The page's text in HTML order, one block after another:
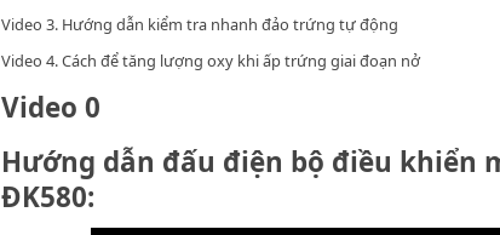
Video 3. Hướng dẫn kiểm tra nhanh đảo trứng tự động
Video 4. Cách để tăng lượng oxy khi ấp trứng giai đoạn nở
Video 0
Hướng dẫn đấu điện bộ điều khiển
ĐK580: